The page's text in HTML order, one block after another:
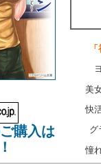
美
快
グ
憧
購入は